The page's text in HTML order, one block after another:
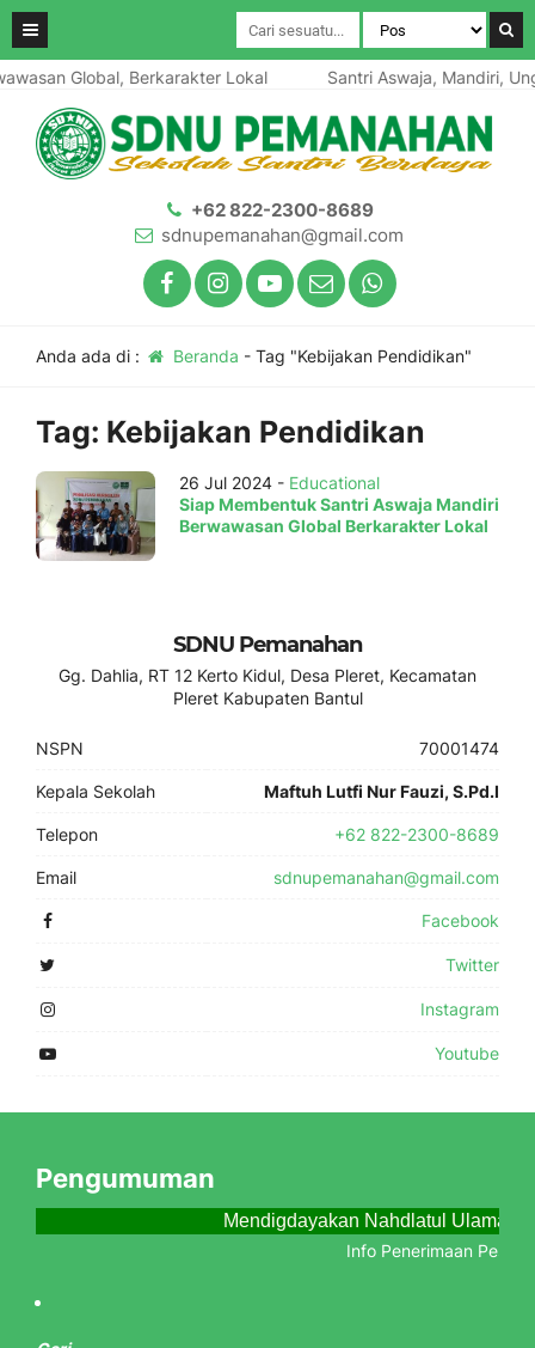
Global, Berkarakter Lokal Santri Aswaja, Mandiri,
+62 822-2300-8689
sdnupemanahan@gmail.com
Anda ada di : Beranda - Tag "Kebijakan Pendidikan"
Tag: Kebijakan Pendidikan
26 Jul 2024 - Educational
Siap Membentuk Santri Aswaja Mandiri
Berwawasan Global Berkarakter Lokal
SDNU Pemanahan
Gg. Dahlia, RT 12 Kerto Kidul, Desa Pleret, Kecamatan
Pleret Kabupaten Bantul
NSPN 70001474
Kepala Sekolah Maftuh Lutfi Nur Fauzi, S.Pd.I
Telepon +62 822-2300-8689
Email sdnupemanahan@gmail.com
Facebook
Twitter
Instagram
Youtube
Pengumuman
Mendigdayakan Nahdlatul Ulama
Info Penerimaan